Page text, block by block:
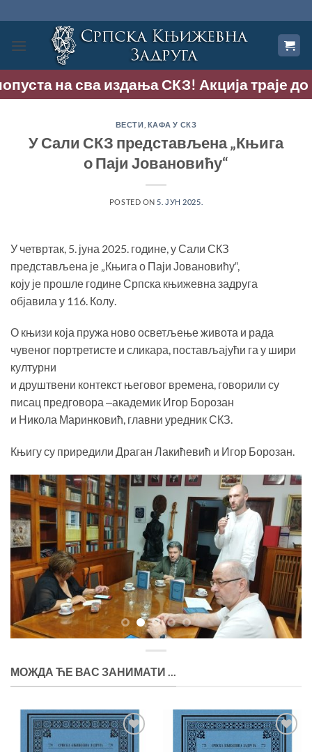
на
садржај
на сва издања СКЗ! Акција траје до 9.
ВЕСТИ КАФА У СКЗ
У Сали СКЗ представљена „Књига
о Паји Јовановићу“
POSTED ON 5. ЈУН 2025.
У четвртак, 5. јуна 2025. године, у Сали СКЗ
представљена је „Књига о Паји Јовановићу“,
коју је прошле године Српска књижевна задруга
објавила у 116. Колу.
О књизи која пружа ново осветљење живота и рада
чувеног портретисте и сликара, постављајући га у шири
културни
и друштвени контекст његовог времена, говорили су
писац предговора ‒академик Игор Борозан
и Никола Маринковић, главни уредник СКЗ.
Књигу су приредили Драган Лакићевић и Игор Борозан.
МОЖДА ЋЕ ВАС ЗАНИМАТИ ...
Додај
Додај